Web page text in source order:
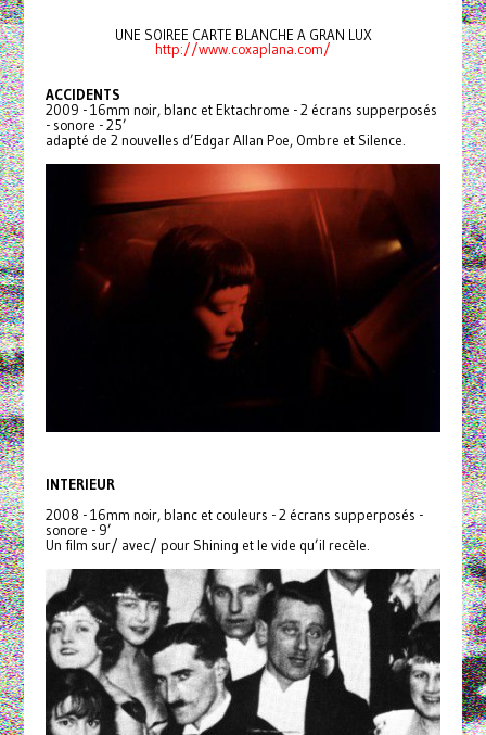
UNE SOIREE CARTE BLANCHE A GRAN LUX
http://www.coxaplana.com/
ACCIDENTS
2009 - 16mm noir, blanc et Ektachrome - 2 écrans supperposés
- sonore - 25’
adapté de 2 nouvelles d’Edgar Allan Poe, Ombre et Silence.
INTERIEUR
2008 - 16mm noir, blanc et couleurs - 2 écrans supperposés -
sonore - 9’
Un film sur/ avec/ pour Shining et le vide qu’il recèle.